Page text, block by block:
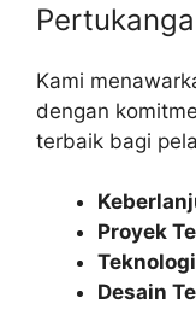
Kami
dengan
terbaik bagi
Proyek
Desain